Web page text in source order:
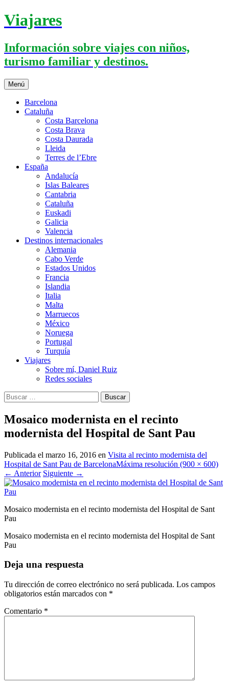
Saltar
al
Viajares
Información sobre viajes con niños,
turismo familiar y destinos.
Menú
Barcelona
Cataluña
Costa Barcelona
Costa Brava
Costa Daurada
Lleida
Terres de l’Ebre
España
Andalucía
Islas Baleares
Cantabria
Cataluña
Euskadi
Galicia
Valencia
Destinos internacionales
Alemania
Cabo Verde
Estados Unidos
Francia
Islandia
Italia
Malta
Marruecos
México
Noruega
Portugal
Turquía
Viajares
Sobre mí, Daniel Ruiz
Redes sociales
Buscar:
Mosaico modernista en el recinto
modernista del Hospital de Sant Pau
Publicada el marzo 16, 2016 en Visita al recinto modernista del
Hospital de Sant Pau de BarcelonaMáxima resolución (900 × 600)
← Anterior Siguiente →
Mosaico modernista en el recinto modernista del Hospital de Sant
Pau
Mosaico modernista en el recinto modernista del Hospital de Sant
Pau
Deja una respuesta
Tu dirección de correo electrónico no será publicada. Los campos
obligatorios están marcados con *
Comentario *